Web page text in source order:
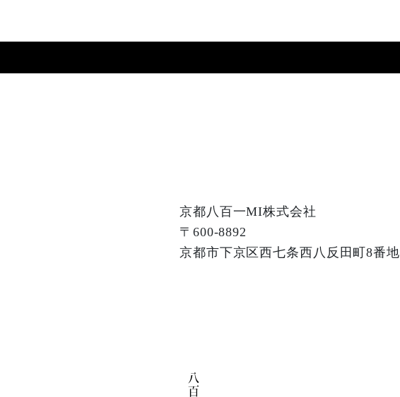
京都八百一MI株式会社
〒600-8892
京都市下京区西七条西八反田町8番地